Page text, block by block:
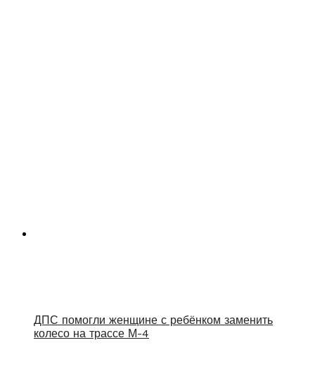
ДПС помогли женщине с ребёнком заменить
колесо на трассе М-4